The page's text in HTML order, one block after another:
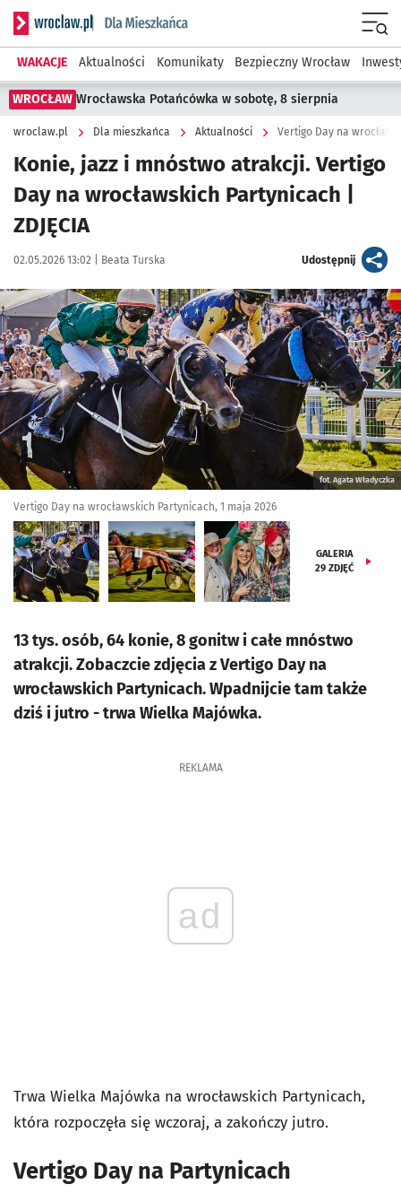
Serwis informacyjny wroclaw.pl podserwis: Dla mieszkańca
WAKACJE Aktualności Komunikaty Bezpieczny Wrocław
WROCŁAW Wrocławska Potańcówka w sobotę, 8 sierpnia
wroclaw.pl Dla mieszkańca Aktualności Vertigo Day na
Konie, jazz i mnóstwo atrakcji. Vertigo
Day na wrocławskich Partynicach |
ZDJĘCIA
Data publikacji:
02.05.2026 13:02 | Autor:
Beata Turska Udostępnijartykuł
Kliknij, aby zobaczyć galerię
fot. Agata Władyczka
Vertigo Day na wrocławskich Partynicach, 1 maja 2026
GALERIA
29 ZDJĘĆ
13 tys. osób, 64 konie, 8 gonitw i całe mnóstwo
atrakcji. Zobaczcie zdjęcia z Vertigo Day na
wrocławskich Partynicach. Wpadnijcie tam także
dziś i jutro - trwa Wielka Majówka.
REKLAMA
ad
Trwa Wielka Majówka na wrocławskich Partynicach,
która rozpoczęła się wczoraj, a zakończy jutro.
Vertigo Day na Partynicach